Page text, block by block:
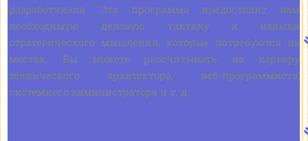
разработчиков. Эта программа предоставит вам
необходимую деловую тактику и навыки
стратегического мышления, которые потребуются на
местах. Вы можете рассчитывать на карьеру
технического архитектора, веб-программиста,
системного администратора и т. д.